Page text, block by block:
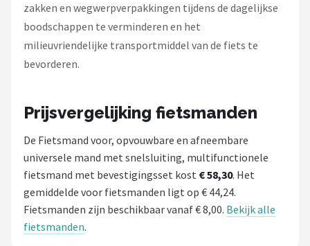
zakken en wegwerpverpakkingen tijdens de dagelijkse
boodschappen te verminderen en het
milieuvriendelijke transportmiddel van de fiets te
bevorderen.
Prijsvergelijking fietsmanden
De Fietsmand voor, opvouwbare en afneembare
universele mand met snelsluiting, multifunctionele
fietsmand met bevestigingsset kost € 58,30. Het
gemiddelde voor fietsmanden ligt op € 44,24.
Fietsmanden zijn beschikbaar vanaf € 8,00. Bekijk alle
fietsmanden.